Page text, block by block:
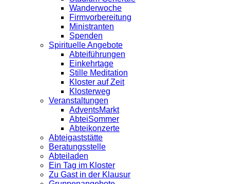
Wanderwoche
Firmvorbereitung
Ministranten
Spenden
Spirituelle Angebote
Abteiführungen
Einkehrtage
Stille Meditation
Kloster auf Zeit
Klosterweg
Veranstaltungen
AdventsMarkt
AbteiSommer
Abteikonzerte
Abteigaststätte
Beratungsstelle
Abteiladen
Ein Tag im Kloster
Zu Gast in der Klausur